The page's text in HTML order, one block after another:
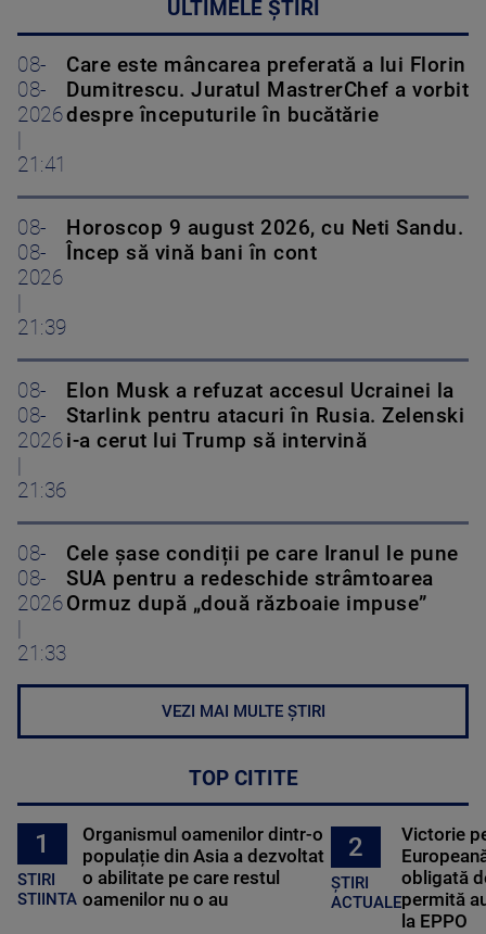
ULTIMELE ȘTIRI
08-
08-
2026
21:41
Care este mâncarea preferată a lui Florin
Dumitrescu. Juratul MastrerChef a vorbit
despre începuturile în bucătărie
08-
08-
2026
21:39
Horoscop 9 august 2026, cu Neti Sandu.
Încep să vină bani în cont
08-
08-
2026
21:36
Elon Musk a refuzat accesul Ucrainei la
Starlink pentru atacuri în Rusia. Zelenski
i-a cerut lui Trump să intervină
08-
08-
2026
21:33
Cele șase condiții pe care Iranul le pune
SUA pentru a redeschide strâmtoarea
Ormuz după „două războaie impuse”
VEZI MAI MULTE ȘTIRI
TOP CITITE
1
STIRI
STIINTA
Organismul oamenilor dintr-o
populație din Asia a dezvoltat
o abilitate pe care restul
oamenilor nu o au
2
ȘTIRI
ACTUALE
Victorie
obligată
permită
la EPPO